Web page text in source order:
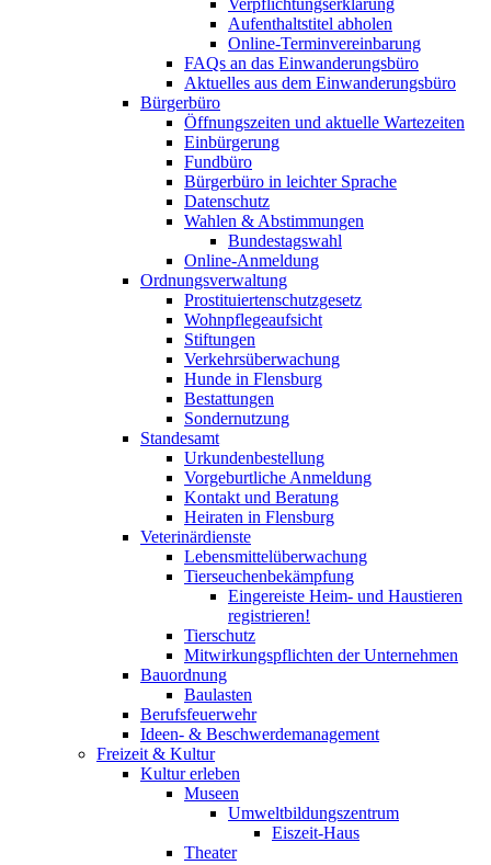
Verpflichtungserklärung
Aufenthaltstitel abholen
Online-Terminvereinbarung
FAQs an das Einwanderungsbüro
Aktuelles aus dem Einwanderungsbüro
Bürgerbüro
Öffnungszeiten und aktuelle Wartezeiten
Einbürgerung
Fundbüro
Bürgerbüro in leichter Sprache
Datenschutz
Wahlen & Abstimmungen
Bundestagswahl
Online-Anmeldung
Ordnungsverwaltung
Prostituiertenschutzgesetz
Wohnpflegeaufsicht
Stiftungen
Verkehrsüberwachung
Hunde in Flensburg
Bestattungen
Sondernutzung
Standesamt
Urkundenbestellung
Vorgeburtliche Anmeldung
Kontakt und Beratung
Heiraten in Flensburg
Veterinärdienste
Lebensmittelüberwachung
Tierseuchenbekämpfung
Eingereiste Heim- und Haustieren
registrieren!
Tierschutz
Mitwirkungspflichten der Unternehmen
Bauordnung
Baulasten
Berufsfeuerwehr
Ideen- & Beschwerdemanagement
Freizeit & Kultur
Kultur erleben
Museen
Umweltbildungszentrum
Eiszeit-Haus
Theater